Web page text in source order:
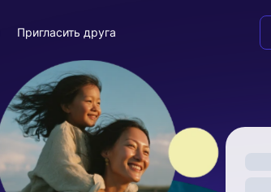
Пригласить друга